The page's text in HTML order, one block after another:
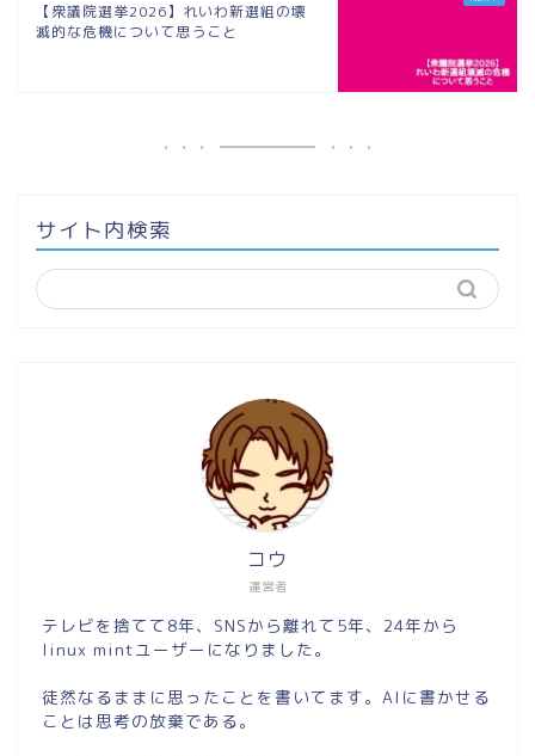
【衆議院選挙2026】れいわ新選組の壊
滅的な危機について思うこと
サイト内検索
運営者
コウ
テレビを捨てて8年、SNSから離れて5年、24年から
linux mintユーザーになりました。
徒然なるままに思ったことを書いてます。AIに書かせる
ことは思考の放棄である。